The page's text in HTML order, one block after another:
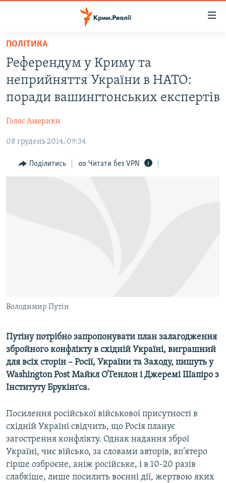
Перейти
основного
матеріалу
Перейти
до
основної
Перейти
пошуку
НОВИНИ
ВОДА.КРИМ
ВІДЕО ТА ФОТО
БЛОГИ
ПОГЛЯД
ІНТЕРВ'Ю
Усі сайти RFE/RL
ПОЛІТИКА
Референдум у Криму та
неприйняття України в НАТО:
поради вашингтонських експертів
Голос Америки
08 грудень 2014, 09:34
Поділитись Читати без VPN
Володимир Путін
Путіну потрібно запропонувати план залагодження
збройного конфлікту в східній Україні, виграшний
для всіх сторін – Росії, України та Заходу, пишуть у
Washington Post Майкл О’Генлон і Джеремі Шапіро з
Інституту Брукінґса.
Посилення російської військової присутності в
східній Україні свідчить, що Росія планує
загострення конфлікту. Однак надання зброї
Україні, чиє військо, за словами авторів, вп’ятеро
гірше озброєне, аніж російське, і в 10-20 разів
слабкіше, лише посилить воєнні дії, жертвою яких